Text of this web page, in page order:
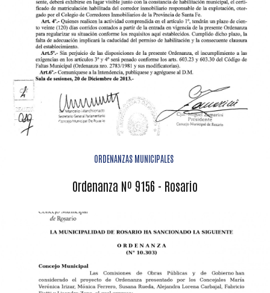
ORDENANZAS MUNICIPALES
Ordenanza Nº 9156 - Rosario